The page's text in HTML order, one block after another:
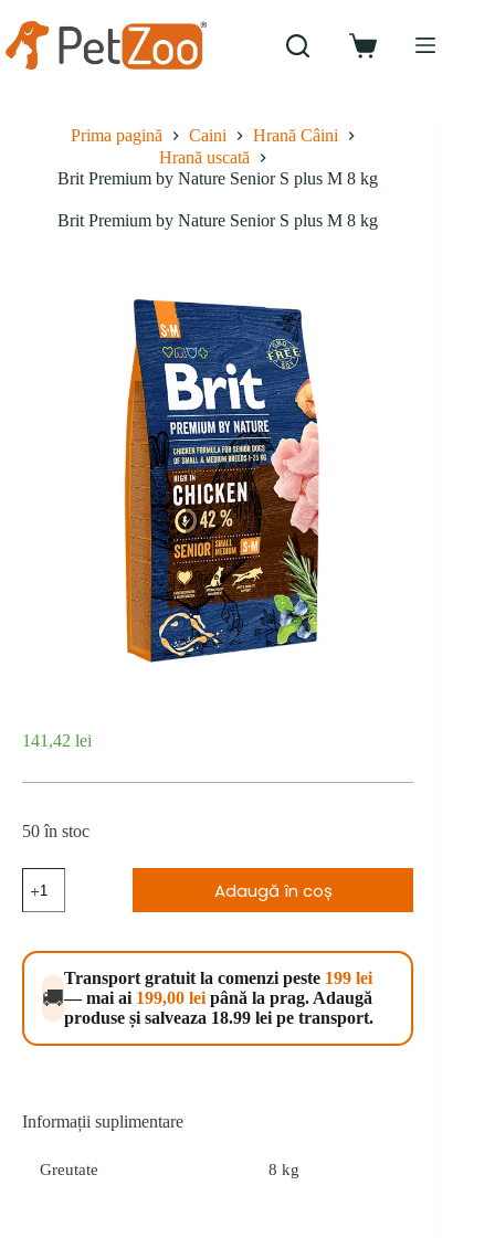
conținut
Coș
Prima pagină Caini
Hrană Câini
Hrană uscată
Brit Premium by Nature Senior S plus M 8 kg
Brit Premium by Nature Senior S plus M 8 kg
141,42 lei
50 în stoc
Brit
Premium
Nature
Senior
plus
8
Adaugă în coș
🚚
Transport gratuit la comenzi peste 199 lei
— mai ai 199,00 lei până la prag. Adaugă
produse și salveaza 18.99 lei pe transport.
Informații suplimentare
Greutate 8 kg